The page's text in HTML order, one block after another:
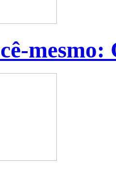
mesmo: